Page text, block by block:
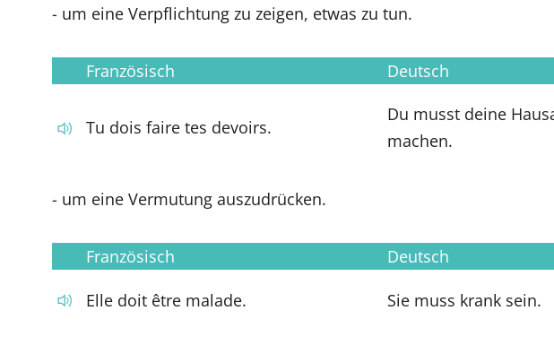
- um eine Verpflichtung zu zeigen, etwas zu tun.
Französisch Deutsch
Tu dois faire tes devoirs.
Du musst deine
machen.
- um eine Vermutung auszudrücken.
Französisch
Deutsch
Elle doit être malade.
Sie muss krank sein.